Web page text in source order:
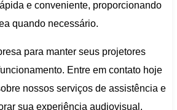
e conveniente, proporcionando
quando necessário.
para manter seus projetores
Entre em contato hoje
nossos serviços de assistência e
sua experiência audiovisual.